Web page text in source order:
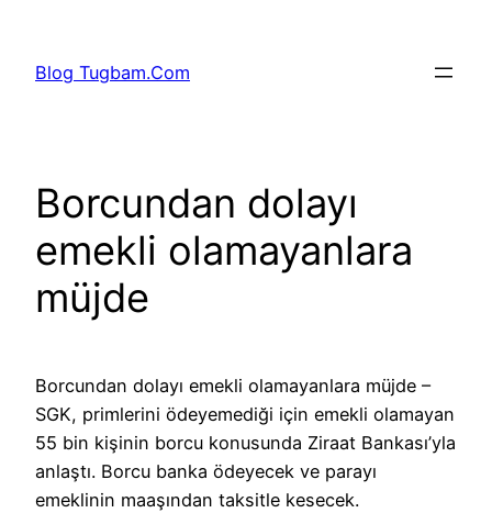
Blog Tugbam.Com
Borcundan dolayı
emekli olamayanlara
müjde
Borcundan dolayı emekli olamayanlara müjde –
SGK, primlerini ödeyemediği için emekli olamayan
55 bin kişinin borcu konusunda Ziraat Bankası’yla
anlaştı. Borcu banka ödeyecek ve parayı
emeklinin maaşından taksitle kesecek.